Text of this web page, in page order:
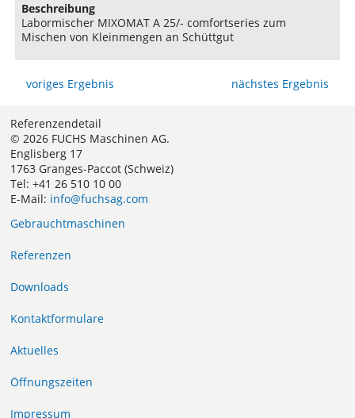
Beschreibung
Labormischer MIXOMAT A 25/- comfortseries zum
Mischen von Kleinmengen an Schüttgut
voriges Ergebnis nächstes Ergebnis
Referenzendetail
© 2026 FUCHS Maschinen AG.
Englisberg 17
1763 Granges-Paccot (Schweiz)
Tel: +41 26 510 10 00
E-Mail: info@fuchsag.com
Gebrauchtmaschinen
Referenzen
Downloads
Kontaktformulare
Aktuelles
Öffnungszeiten
Impressum